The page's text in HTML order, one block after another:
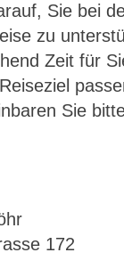
Sie bei
zu
Zeit für
Sie
172